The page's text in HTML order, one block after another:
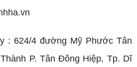
: 624/4 đường Mỹ Phước Tân
P. Tân Đông Hiệp, Tp. Dĩ